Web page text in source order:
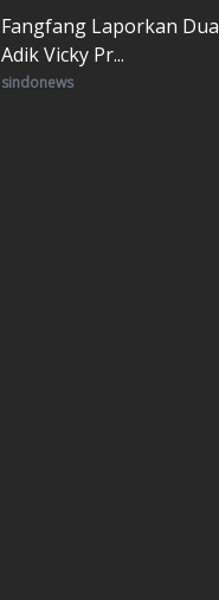
Fangfang Laporkan Dua
Adik Vicky Pr...
sindonews